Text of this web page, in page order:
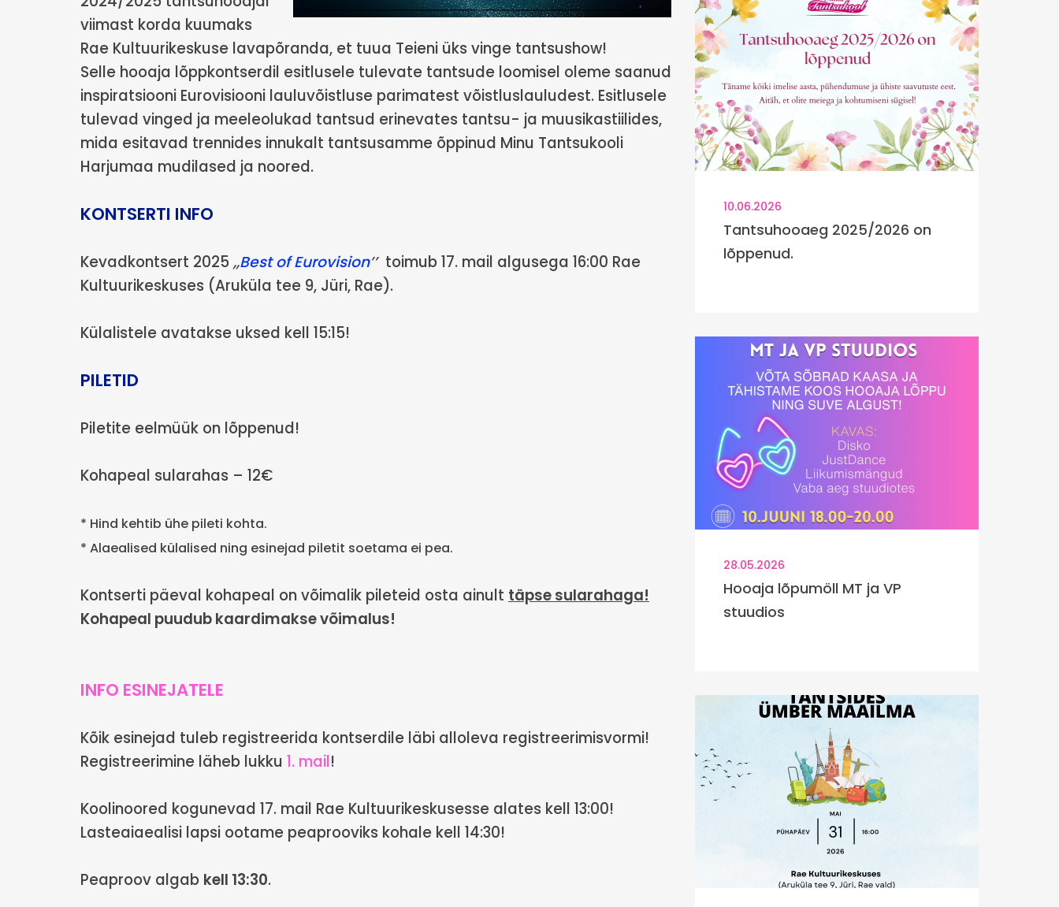
viimast korda kuumaks
Rae Kultuurikeskuse lavapõranda, et tuua Teieni üks vinge tantsushow!
Selle hooaja lõppkontserdil esitlusele tulevate tantsude loomisel oleme saanud
inspiratsiooni Eurovisiooni lauluvõistluse parimatest võistluslauludest. Esitlusele
tulevad vinged ja meeleolukad tantsud erinevates tantsu- ja muusikastiilides,
mida esitavad trennides innukalt tantsusamme õppinud Minu Tantsukooli
Harjumaa mudilased ja noored.
KONTSERTI INFO
Kevadkontsert 2025,,Best of Eurovision’’ toimub 17. mail algusega 16:00 Rae
Kultuurikeskuses (Aruküla tee 9, Jüri, Rae).
Külalistele avatakse uksed kell 15:15!
PILETID
Piletite eelmüük on lõppenud!
Kohapeal sularahas – 12€
* Hind kehtib ühe pileti kohta.
* Alaealised külalised ning esinejad piletit soetama ei pea.
Kontserti päeval kohapeal on võimalik pileteid osta ainult täpse sularahaga!
Kohapeal puudub kaardimakse võimalus!
INFO ESINEJATELE
Kõik esinejad tuleb registreerida kontserdile läbi alloleva registreerimisvormi!
Registreerimine läheb lukku 1. mail!
Koolinoored kogunevad 17. mail Rae Kultuurikeskusesse alates kell 13:00!
Lasteaiaealisi lapsi ootame peaprooviks kohale kell 14:30!
Peaproov algab kell 13:30.
10.06.2026
Tantsuhooaeg 2025/2026 on
lõppenud.
28.05.2026
Hooaja lõpumöll MT ja VP
stuudios